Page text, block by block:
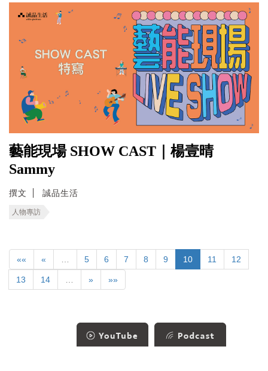
藝能現場 SHOW CAST｜楊壹晴
Sammy
撰文 誠品生活
人物專訪
«« « 5 6 7 8 9 10 11 12
13 14 » »»